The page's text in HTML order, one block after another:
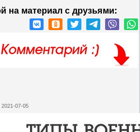
на материал c друзьями:
2021-07-05